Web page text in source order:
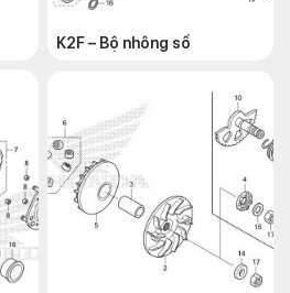
K2F – Bộ nhông số